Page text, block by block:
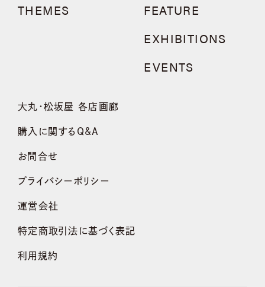
THEMES
FEATURE
EXHIBITIONS
EVENTS
大丸・松坂屋 各店画廊
購入に関するQ&A
お問合せ
プライバシーポリシー
運営会社
特定商取引法に基づく表記
利用規約